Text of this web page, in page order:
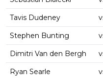
Tavis Dudeney
Stephen Bunting
Dimitri Van den Bergh
Ryan Searle